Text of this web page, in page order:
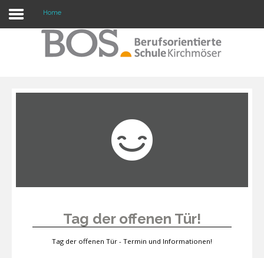
Warning: "continue" targeting switch is equivalent
Home
Tag der offenen Tür!
Tag der offenen Tür - Termin und Informationen!